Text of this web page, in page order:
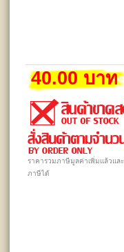
40.00 บาท
ราคารวมภาษีมูลค่าเพิ่มแล้วแล
ภาษีได้